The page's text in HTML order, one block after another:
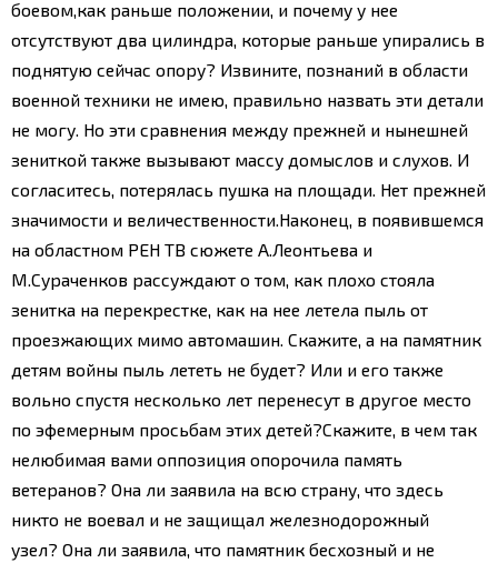
боевом,как раньше положении, и почему у нее
отсутствуют два цилиндра, которые раньше упирались в
поднятую сейчас опору? Извините, познаний в области
военной техники не имею, правильно назвать эти детали
не могу. Но эти сравнения между прежней и нынешней
зениткой также вызывают массу домыслов и слухов. И
согласитесь, потерялась пушка на площади. Нет прежней
значимости и величественности. Наконец, в появившемся
на областном РЕН ТВ сюжете А.Леонтьева и
М.Сураченков рассуждают о том, как плохо стояла
зенитка на перекрестке, как на нее летела пыль от
проезжающих мимо автомашин. Скажите, а на памятник
детям войны пыль лететь не будет? Или и его также
вольно спустя несколько лет перенесут в другое место
по эфемерным просьбам этих детей?Скажите, в чем так
нелюбимая вами оппозиция опорочила память
ветеранов? Она ли заявила на всю страну, что здесь
никто не воевал и не защищал железнодорожный
узел? Она ли заявила, что памятник бесхозный и не